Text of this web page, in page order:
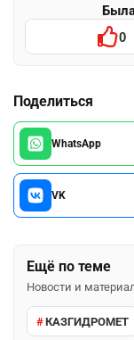
0
Поделиться
WhatsApp
VK
Ещё по теме
Новости и
КАЗГИДРОМЕТ